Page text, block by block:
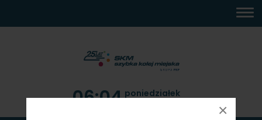
×
DOSTĘPNOŚCI
06:04 poniedziałek
10 sierpnia 2026